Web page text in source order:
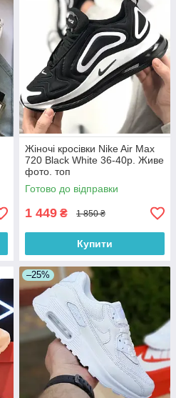
Жіночі кросівки Nike Air Max
720 Black White 36-40р. Живе
фото. топ
Готово до відправки
1 449 ₴ 1 850 ₴
Купити
–25%